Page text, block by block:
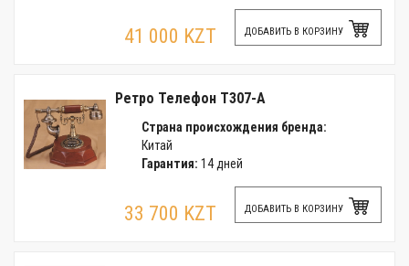
41 000 KZT ДОБАВИТЬ В КОРЗИНУ
Ретро Телефон T307-A
Страна происхождения бренда:
Китай
Гарантия: 14 дней
33 700 KZT ДОБАВИТЬ В КОРЗИНУ